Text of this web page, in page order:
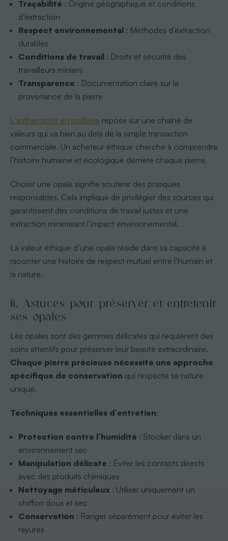
Traçabilité : Origine géographique et conditions
d’extraction
Respect environnemental : Méthodes d’extraction
durables
Conditions de travail : Droits et sécurité des
travailleurs miniers
Transparence : Documentation claire sur la
provenance de la pierre
L’authenticité en joaillerie repose sur une chaîne de
valeurs qui va bien au delà de la simple transaction
commerciale. Un acheteur éthique cherche à comprendre
l’histoire humaine et écologique derrière chaque pierre.
Choisir une opale signifie soutenir des pratiques
responsables. Cela implique de privilégier des sources qui
garantissent des conditions de travail justes et une
extraction minimisant l’impact environnemental.
La valeur éthique d’une opale réside dans sa capacité à
raconter une histoire de respect mutuel entre l’humain et
la nature.
6. Astuces pour préserver et entretenir
ses opales
Les opales sont des gemmes délicates qui requièrent des
soins attentifs pour préserver leur beauté extraordinaire.
Chaque pierre précieuse nécessite une approche
spécifique de conservation qui respecte sa nature
unique.
Techniques essentielles d’entretien:
Protection contre l’humidité : Stocker dans un
environnement sec
Manipulation délicate : Éviter les contacts directs
avec des produits chimiques
Nettoyage méticuleux : Utiliser uniquement un
chiffon doux et sec
Conservation : Ranger séparément pour éviter les
rayures